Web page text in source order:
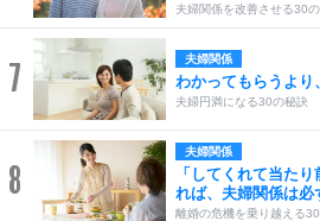
夫婦関係を改善させる30
7 夫婦関係
わかってもらうより
夫婦円満になる30の秘訣
8
夫婦関係
「してくれて当た
れば、夫婦関係は必
離婚の危機を乗り越える